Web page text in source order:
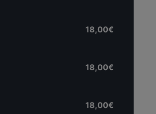
18,00€
18,00€
18,00€